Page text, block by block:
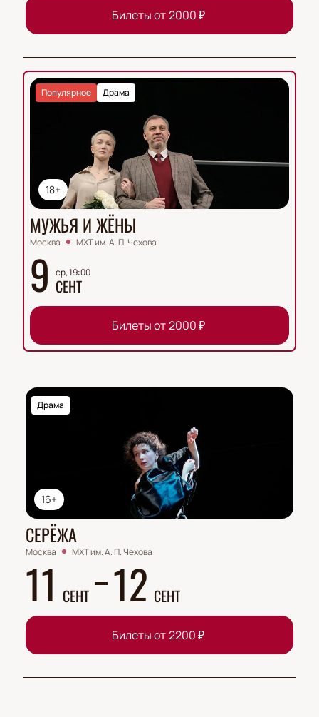
Билеты от 2000₽
18+
Драма
Популярное
МУЖЬЯ И ЖЁНЫ
Москва МХТ им. А. П. Чехова
9 ср, 19:00
СЕНТ
Билеты от 2000₽
16+
Драма
СЕРЁЖА
Москва МХТ им. А. П. Чехова
11 СЕНТ 12 СЕНТ
Билеты от2200₽